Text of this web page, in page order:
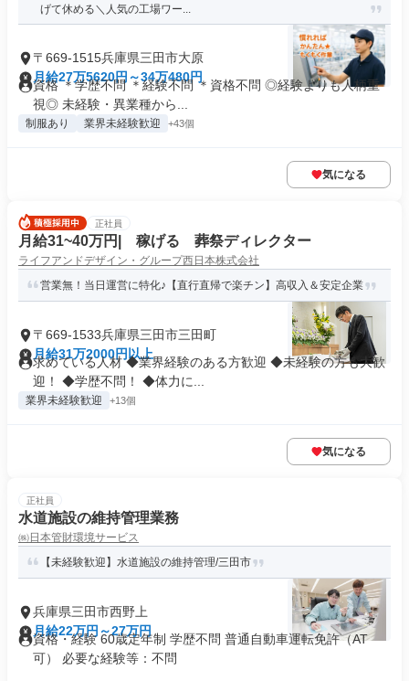
げて休める＼人気の工場ワー...
〒669-1515兵庫県三田市大原
月給27万5620円～34万480円
資格 ＊学歴不問 ＊経験不問 ＊資格不問 ◎経験よりも人柄重
視◎ 未経験・異業種から...
制服あり 業界未経験歓迎 +43個
気になる
正社員
月給31~40万円| 稼げる 葬祭ディレクター
ライフアンドデザイン・グループ西日本株式会社
営業無！当日運営に特化♪【直行直帰で楽チン】高収入＆安定企業
〒669-1533兵庫県三田市三田町
月給31万2000円以上
求めている人材 ◆業界経験のある方歓迎 ◆未経験の方も大歓
迎！ ◆学歴不問！ ◆体力に...
業界未経験歓迎 +13個
気になる
正社員
水道施設の維持管理業務
㈱日本管財環境サービス
【未経験歓迎】水道施設の維持管理/三田市
兵庫県三田市西野上
月給22万円～27万円
資格・経験 60歳定年制 学歴不問 普通自動車運転免許（AT
可） 必要な経験等：不問